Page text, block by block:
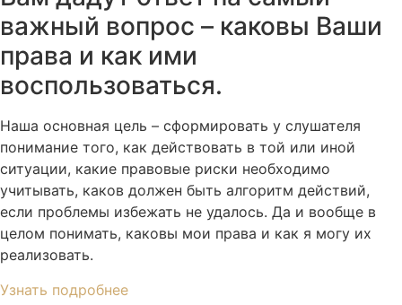
важный вопрос – каковы Ваши
права и как ими
воспользоваться.
Наша основная цель – сформировать у слушателя
понимание того, как действовать в той или иной
ситуации, какие правовые риски необходимо
учитывать, каков должен быть алгоритм действий,
если проблемы избежать не удалось. Да и вообще в
целом понимать, каковы мои права и как я могу их
реализовать.
Узнать подробнее